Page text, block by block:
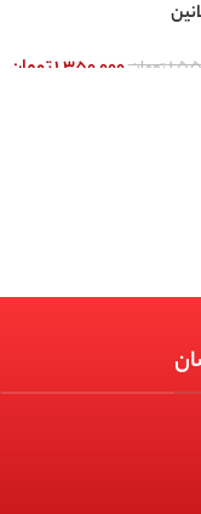
تومان۱,۳۵۰,۰۰۰تومان